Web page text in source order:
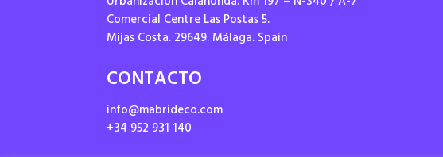
Comercial Centre Las Postas 5.
Mijas Costa. 29649. Málaga. Spain
CONTACTO
info@mabrideco.com
+34 952 931 140